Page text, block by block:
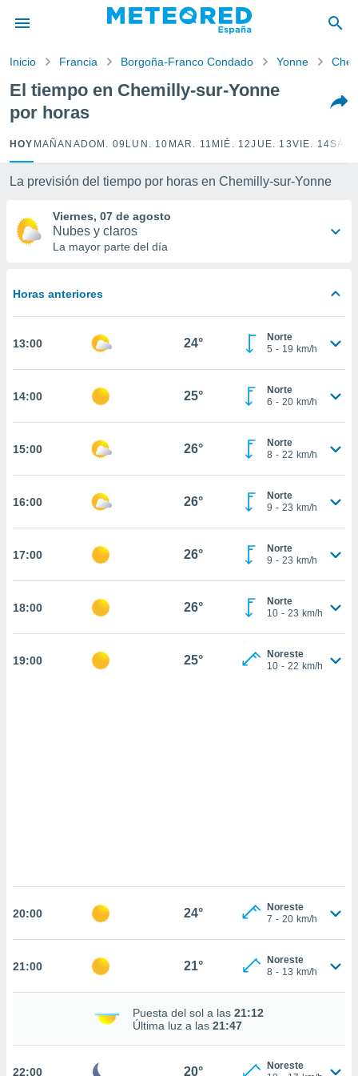
por
para
la
calidad.
a este
las
y
forma
basada
permite
coste.
botón
a la
todas
ya sean
nos
en
perfil
y
En
CONTINUAR
Inicio Francia Borgoña-Franco Condado Yonne
El tiempo en Chemilly-sur-Yonne
por horas
HOY MAÑANA DOM. 09 LUN. 10 MAR. 11 MIÉ. 12JUE. 13VIE. 14
La previsión del tiempo por horas en Chemilly-sur-Yonne
Viernes, 07 de agosto
Nubes y claros
La mayor parte del día
Horas anteriores
13:00 24°
Norte
5 - 19 km/h
14:00 25°
Norte
6 - 20 km/h
15:00 26°
Norte
8 - 22 km/h
16:00 26°
Norte
9 - 23 km/h
17:00 26°
Norte
9 - 23 km/h
18:00 26°
Norte
10 - 23 km/h
19:00 25°
Noreste
10 - 22 km/h
20:00 24°
Noreste
7 - 20 km/h
21:00 21°
Noreste
8 - 13 km/h
Puesta del sol a las 21:12
Última luz a las 21:47
22:00 20°
Noreste